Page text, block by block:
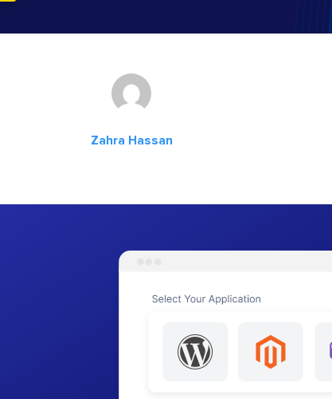
Zahra Hassan